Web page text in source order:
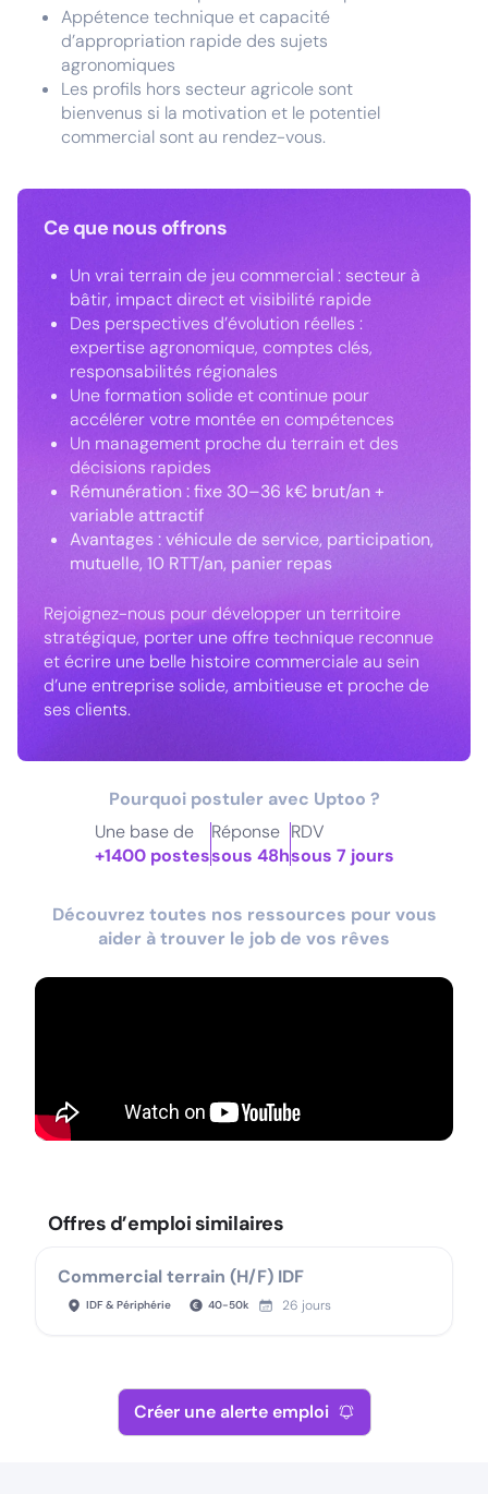
Appétence technique et capacité
d’appropriation rapide des sujets
agronomiques
Les profils hors secteur agricole sont
bienvenus si la motivation et le potentiel
commercial sont au rendez-vous.
Ce que nous offrons
Un vrai terrain de jeu commercial : secteur à
bâtir, impact direct et visibilité rapide
Des perspectives d’évolution réelles :
expertise agronomique, comptes clés,
responsabilités régionales
Une formation solide et continue pour
accélérer votre montée en compétences
Un management proche du terrain et des
décisions rapides
Rémunération : fixe 30–36 k€ brut/an +
variable attractif
Avantages : véhicule de service, participation,
mutuelle, 10 RTT/an, panier repas
Rejoignez-nous pour développer un territoire
stratégique, porter une offre technique reconnue
et écrire une belle histoire commerciale au sein
d’une entreprise solide, ambitieuse et proche de
ses clients.
Pourquoi postuler avec Uptoo ?
Une base de
+1400 postes
Réponse
sous 48h
RDV
sous 7 jours
Découvrez toutes nos ressources pour vous
aider à trouver le job de vos rêves
Offres d’emploi similaires
Commercial terrain (H/F) IDF
IDF & Périphérie 40-50k 26 jours
Créer une alerte emploi